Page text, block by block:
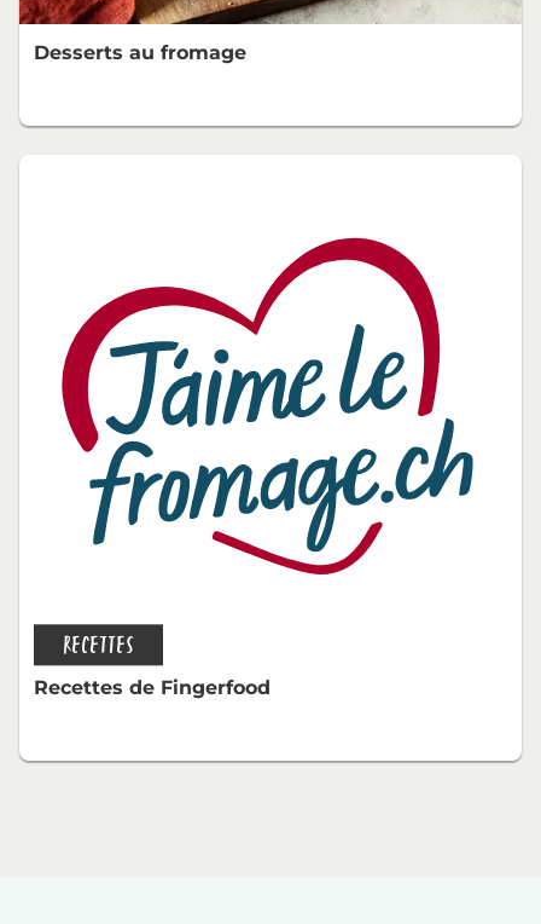
Desserts au fromage
RECETTES
Recettes de Fingerfood